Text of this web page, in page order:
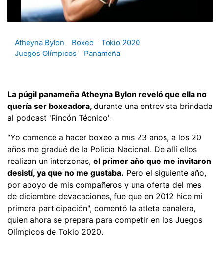
Atheyna Bylon Boxeo
Tokio 2020
Juegos Olímpicos
Panameña
La púgil panameña Atheyna Bylon reveló que ella no
quería ser boxeadora, durante una entrevista brindada
al podcast 'Rincón Técnico'.
"Yo comencé a hacer boxeo a mis 23 años, a los 20
años me gradué de la Policía Nacional. De allí ellos
realizan un interzonas, el primer año que me invitaron
desistí, ya que no me gustaba. Pero el siguiente año,
por apoyo de mis compañeros y una oferta del mes
de diciembre devacaciones, fue que en 2012 hice mi
primera participación", comentó la atleta canalera,
quien ahora se prepara para competir en los Juegos
Olímpicos de Tokio 2020.